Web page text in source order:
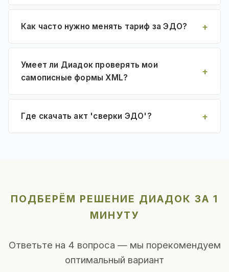
Как часто нужно менять тариф за ЭДО?
Умеет ли Диадок проверять мои
самописные формы XML?
Где скачать акт 'сверки ЭДО'?
ПОДБЕРЁМ РЕШЕНИЕ ДИАДОК ЗА 1
МИНУТУ
Ответьте на 4 вопроса — мы порекомендуем
оптимальный вариант